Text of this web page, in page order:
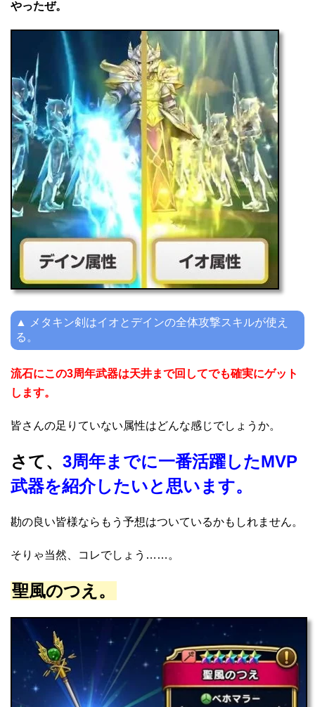
やったぜ。
▲ メタキン剣はイオとデインの全体攻撃スキルが使え
る。
流石にこの3周年武器は天井まで回してでも確実にゲット
します。
皆さんの足りていない属性はどんな感じでしょうか。
さて、 3周年までに一番活躍したMVP
武器を紹介したいと思います。
勘の良い皆様ならもう予想はついているかもしれません。
そりゃ当然、コレでしょう……。
聖風のつえ。